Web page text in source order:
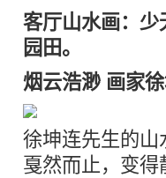
客厅山水画：少
园田。
烟云浩渺 画家
徐坤连先生的山
戛然而止，变